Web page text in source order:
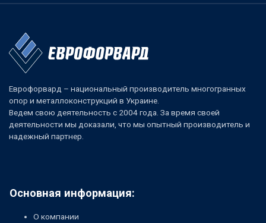
Еврофорвард – национальный производитель многогранных
опор и металлоконструкций в Украине.
Ведем свою деятельность с 2004 года. За время своей
деятельности мы доказали, что мы опытный производитель и
надежный партнер.
Основная информация:
О компании